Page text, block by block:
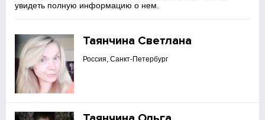
увидеть полную информацию о нем.
Таянчина Светлана
Россия, Санкт-Петербург